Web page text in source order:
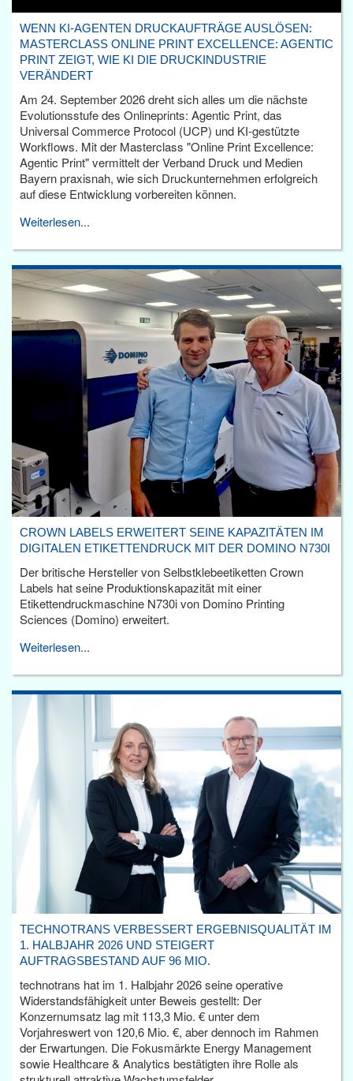
WENN KI-AGENTEN DRUCKAUFTRÄGE AUSLÖSEN:
MASTERCLASS ONLINE PRINT EXCELLENCE: AGENTIC
PRINT ZEIGT, WIE KI DIE DRUCKINDUSTRIE
VERÄNDERT
Am 24. September 2026 dreht sich alles um die nächste
Evolutionsstufe des Onlineprints: Agentic Print, das
Universal Commerce Protocol (UCP) und KI-gestützte
Workflows. Mit der Masterclass "Online Print Excellence:
Agentic Print" vermittelt der Verband Druck und Medien
Bayern praxisnah, wie sich Druckunternehmen erfolgreich
auf diese Entwicklung vorbereiten können.
Weiterlesen...
CROWN LABELS ERWEITERT SEINE KAPAZITÄTEN IM
DIGITALEN ETIKETTENDRUCK MIT DER DOMINO N730I
Der britische Hersteller von Selbstklebeetiketten Crown
Labels hat seine Produktionskapazität mit einer
Etikettendruckmaschine N730i von Domino Printing
Sciences (Domino) erweitert.
Weiterlesen...
TECHNOTRANS VERBESSERT ERGEBNISQUALITÄT IM
1. HALBJAHR 2026 UND STEIGERT
AUFTRAGSBESTAND AUF 96 MIO.
technotrans hat im 1. Halbjahr 2026 seine operative
Widerstandsfähigkeit unter Beweis gestellt: Der
Konzernumsatz lag mit 113,3 Mio. € unter dem
Vorjahreswert von 120,6 Mio. €, aber dennoch im Rahmen
der Erwartungen. Die Fokusmärkte Energy Management
sowie Healthcare & Analytics bestätigten ihre Rolle als